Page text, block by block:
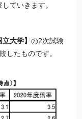
ていきます。
立大学】の2次試験
したものです。